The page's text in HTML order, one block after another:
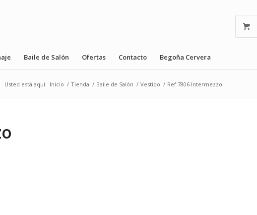
Baile de Salón Ofertas Contacto Begoña Cervera
Usted está aquí: Inicio / Tienda / Baile de Salón / Vestido / Ref:7806 Intermezzo